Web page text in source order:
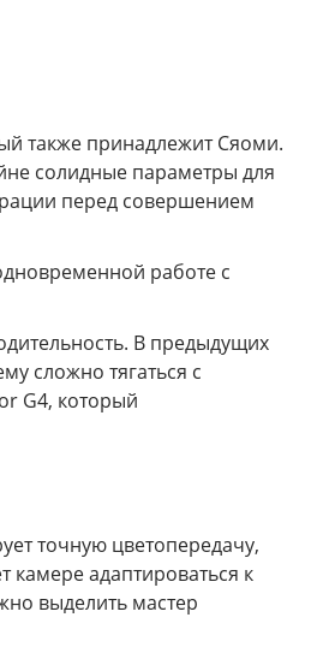
также принадлежит Сяоми.
солидные параметры для
перед совершением
работе с
В предыдущих
сложно тягаться с
G4, который
точную цветопередачу,
адаптироваться к
выделить мастер